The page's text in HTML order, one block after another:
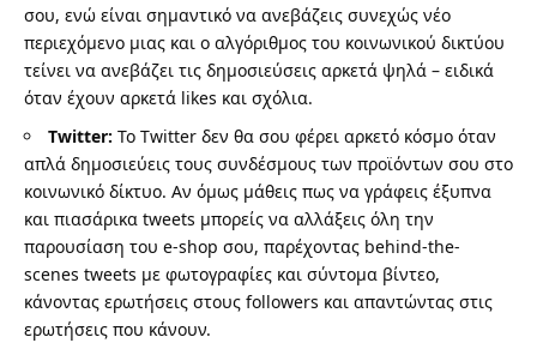
σου, ενώ είναι σημαντικό να ανεβάζεις συνεχώς νέο
περιεχόμενο μιας και ο αλγόριθμος του κοινωνικού δικτύου
τείνει να ανεβάζει τις δημοσιεύσεις αρκετά ψηλά – ειδικά
όταν έχουν αρκετά likes και σχόλια.
Twitter: Το Twitter δεν θα σου φέρει αρκετό κόσμο όταν
απλά δημοσιεύεις τους συνδέσμους των προϊόντων σου στο
κοινωνικό δίκτυο. Αν όμως μάθεις πως να γράφεις έξυπνα
και πιασάρικα tweets μπορείς να αλλάξεις όλη την
παρουσίαση του e-shop σου, παρέχοντας behind-the-
scenes tweets με φωτογραφίες και σύντομα βίντεο,
κάνοντας ερωτήσεις στους followers και απαντώντας στις
ερωτήσεις που κάνουν.